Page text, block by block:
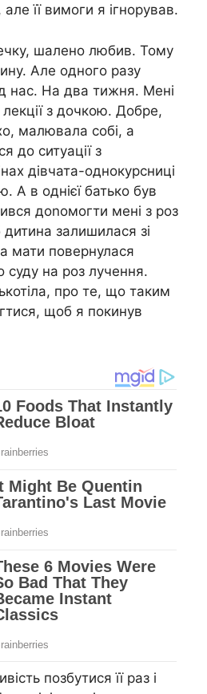
її вимоги я ігнорував.
шалено любив. Тому
Але одного разу
нас. На два тижня. Мені
з дочкою. Добре,
малювала собі, а
до ситуації з
дівчата-однокурсниці
А в однієї батько був
доnомогти мені з роз
залишилася зі
мати повернулася
на роз лучення.
про те, що таким
щоб я покинув
позбутися її раз і